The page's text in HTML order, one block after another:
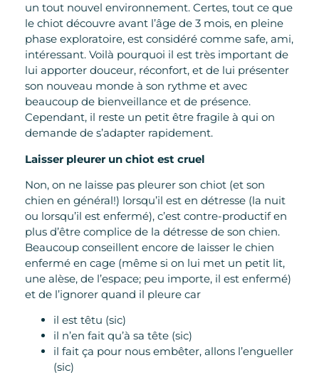
un tout nouvel environnement. Certes, tout ce que
le chiot découvre avant l’âge de 3 mois, en pleine
phase exploratoire, est considéré comme safe, ami,
intéressant. Voilà pourquoi il est très important de
lui apporter douceur, réconfort, et de lui présenter
son nouveau monde à son rythme et avec
beaucoup de bienveillance et de présence.
Cependant, il reste un petit être fragile à qui on
demande de s’adapter rapidement.
Laisser pleurer un chiot est cruel
Non, on ne laisse pas pleurer son chiot (et son
chien en général!) lorsqu’il est en détresse (la nuit
ou lorsqu’il est enfermé), c’est contre-productif en
plus d’être complice de la détresse de son chien.
Beaucoup conseillent encore de laisser le chien
enfermé en cage (même si on lui met un petit lit,
une alèse, de l’espace; peu importe, il est enfermé)
et de l’ignorer quand il pleure car
il est têtu (sic)
il n’en fait qu’à sa tête (sic)
il fait ça pour nous embêter, allons l’engueller
(sic)